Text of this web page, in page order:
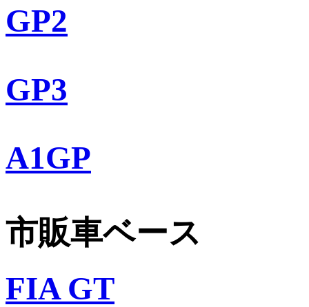
GP2
GP3
A1GP
市販車ベース
FIA GT